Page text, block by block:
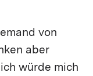
von
aber
würde mich